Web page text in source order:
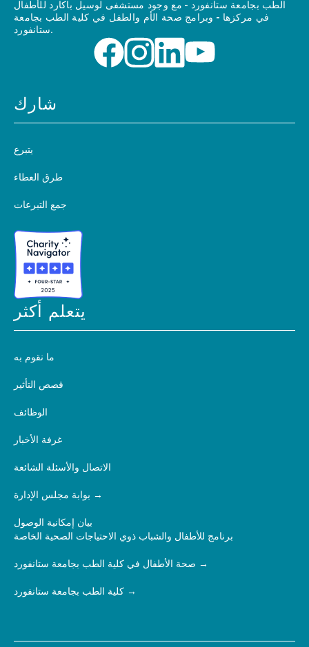
الطب بجامعة ستانفورد - مع وجود مستشفى لوسيل باكارد للأطفال
في مركزها - وبرامج صحة الأم والطفل في كلية الطب بجامعة
ستانفورد.
شارك
يتبرع
طرق العطاء
جمع التبرعات
يتعلم أكثر
ما نقوم به
قصص التأثير
الوظائف
غرفة الأخبار
الاتصال والأسئلة الشائعة
بوابة مجلس الإدارة
بيان إمكانية الوصول
برنامج للأطفال والشباب ذوي الاحتياجات الصحية الخاصة
صحة الأطفال في كلية الطب بجامعة ستانفورد
كلية الطب بجامعة ستانفورد